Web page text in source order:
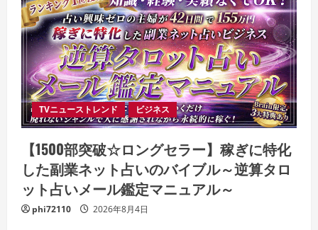
TVニューストレンド ビジネス
【1500部突破☆ロングセラー】稼ぎに特化
した副業ネット占いのバイブル～逆算タロ
ット占いメール鑑定マニュアル～
phi72110 2026年8月4日